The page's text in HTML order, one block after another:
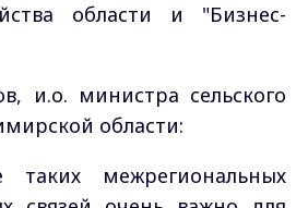
области и "Бизнес-
и.о. министра сельского
области:
таких межрегиональных